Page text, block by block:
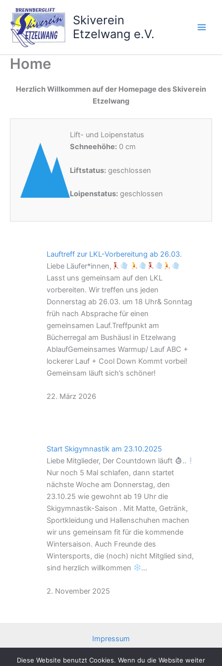
Inhalt
springen
Skiverein
Etzelwang e.V.
Home
Herzlich Willkommen auf der Homepage des Skiverein
Etzelwang
Lift- und Loipenstatus
Schneehöhe: 0 cm
Liftstatus: geschlossen
Loipenstatus: geschlossen
Lauftreff zur LKL-Vorbereitung ab 26.03.
Liebe Läufer*innen,
Lasst uns gemeinsam auf den LKL
vorbereiten. Wir treffen uns jeden
Donnerstag ab 26.03. um 18 Uhr& Sonntag
früh nach Absprache für einen
gemeinsamen Lauf.Treffpunkt am
Bücherregal am Bushäusl in Etzelwang
AblaufGemeinsames Warmup/ Lauf ABC +
lockerer Lauf + Cool Down Kommt vorbei!
Gemeinsam läuft sich’s schöner!
22. März 2026
Start Skigymnastik am 23.10.2025
Liebe Mitglieder, Der Countdown läuft
..
Nur noch 5 Mal schlafen, dann startet
nächste Woche am Donnerstag, den
23.10.25 wie gewohnt ab 19 Uhr die
Skigymnastik-Saison . Mit Matte, Getränk,
Sportkleidung und Hallenschuhen machen
wir uns gemeinsam fit für die kommende
Wintersaison. Auch Freunde des
Wintersports, die (noch) nicht Mitglied sind,
sind herzlich willkommen
…
2. November 2025
Impressum
Datenschutzerklärung
Beitrittserklärung
Diese Website benutzt Cookies. Wenn du die Website weiter